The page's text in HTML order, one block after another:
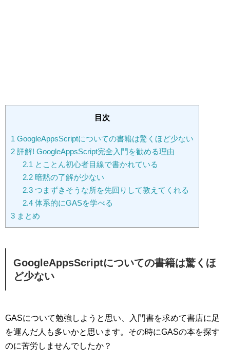
目次
1 GoogleAppsScriptについての書籍は驚くほど少ない
2 詳解! GoogleAppsScript完全入門を勧める理由
2.1 とことん初心者目線で書かれている
2.2暗黙の了解が少ない
2.3つまずきそうな所を先回りして教えてくれる
2.4体系的にGASを学べる
3 まとめ
GoogleAppsScriptについての書籍は驚くほ
ど少ない
GASについて勉強しようと思い、入門書を求めて書店に足
を運んだ人も多いかと思います。その時にGASの本を探す
のに苦労しませんでしたか？